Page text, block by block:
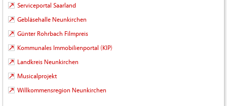
Serviceportal Saarland
Gebläsehalle Neunkirchen
Günter Rohrbach Filmpreis
Kommunales Immobilienportal (KIP)
Landkreis Neunkirchen
Musicalprojekt
Willkommensregion Neunkirchen